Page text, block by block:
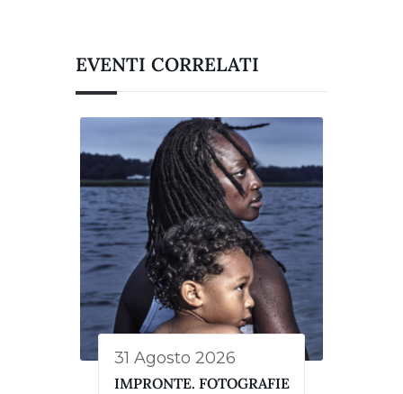
EVENTI CORRELATI
31 Agosto 2026
IMPRONTE. FOTOGRAFIE